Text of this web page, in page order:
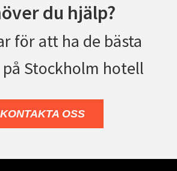
du hjälp?
för att ha de bästa
Stockholm hotell
KONTAKTA OSS